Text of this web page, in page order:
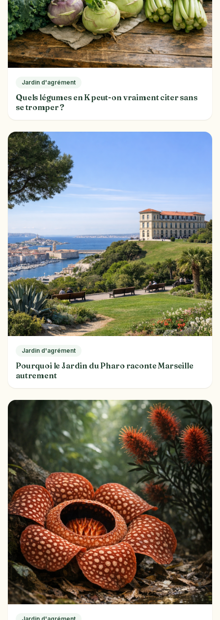
Jardin d'agrément
Quels légumes en K peut-on vraiment citer sans
se tromper ?
Jardin d'agrément
Pourquoi le Jardin du Pharo raconte Marseille
autrement